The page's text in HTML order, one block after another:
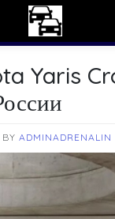
Yaris
BY ADMINADRENALIN